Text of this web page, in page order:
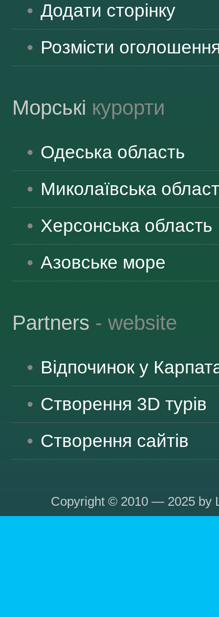
Додати сторінку
Розмісти
Морські курорти
Одеська область
Миколаївська
Херсонська область
Азовське море
Partners - website
Відпочинок у
Створення 3D турів
Створення сайтів
Copyright © 2010 — 2025 by